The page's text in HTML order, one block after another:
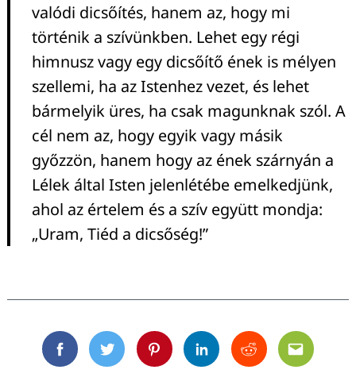
valódi dicsőítés, hanem az, hogy mi
történik a szívünkben. Lehet egy régi
himnusz vagy egy dicsőítő ének is mélyen
szellemi, ha az Istenhez vezet, és lehet
bármelyik üres, ha csak magunknak szól. A
cél nem az, hogy egyik vagy másik
győzzön, hanem hogy az ének szárnyán a
Lélek által Isten jelenlétébe emelkedjünk,
ahol az értelem és a szív együtt mondja:
„Uram, Tiéd a dicsőség!”
FacebookTwitterPinterestLinkedinRedditEmail